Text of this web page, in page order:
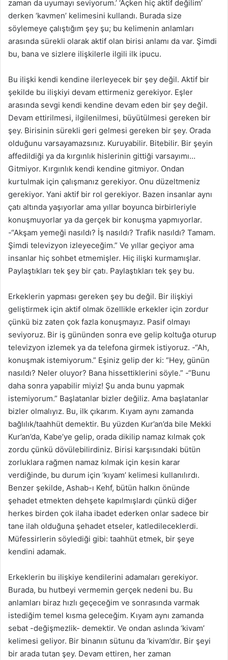
zaman da uyumayı seviyorum.’ ‘Açken hiç aktif değilim’
derken ‘kavmen’ kelimesini kullandı. Burada size
söylemeye çalıştığım şey şu; bu kelimenin anlamları
arasında sürekli olarak aktif olan birisi anlamı da var. Şimdi
bu, bana ve sizlere ilişkilerle ilgili ilk ipucu.
Bu ilişki kendi kendine ilerleyecek bir şey değil. Aktif bir
şekilde bu ilişkiyi devam ettirmeniz gerekiyor. Eşler
arasında sevgi kendi kendine devam eden bir şey değil.
Devam ettirilmesi, ilgilenilmesi, büyütülmesi gereken bir
şey. Birisinin sürekli geri gelmesi gereken bir şey. Orada
olduğunu varsayamazsınız. Kuruyabilir. Bitebilir. Bir şeyin
affedildiği ya da kırgınlık hislerinin gittiği varsayımı…
Gitmiyor. Kırgınlık kendi kendine gitmiyor. Ondan
kurtulmak için çalışmanız gerekiyor. Onu düzeltmeniz
gerekiyor. Yani aktif bir rol gerekiyor. Bazen insanlar aynı
çatı altında yaşıyorlar ama yıllar boyunca birbirleriyle
konuşmuyorlar ya da gerçek bir konuşma yapmıyorlar.
-“Akşam yemeği nasıldı? İş nasıldı? Trafik nasıldı? Tamam.
Şimdi televizyon izleyeceğim.” Ve yıllar geçiyor ama
insanlar hiç sohbet etmemişler. Hiç ilişki kurmamışlar.
Paylaştıkları tek şey bir çatı. Paylaştıkları tek şey bu.
Erkeklerin yapması gereken şey bu değil. Bir ilişkiyi
geliştirmek için aktif olmak özellikle erkekler için zordur
çünkü biz zaten çok fazla konuşmayız. Pasif olmayı
seviyoruz. Bir iş gününden sonra eve gelip koltuğa oturup
televizyon izlemek ya da telefona girmek istiyoruz. -“Ah,
konuşmak istemiyorum.” Eşiniz gelip der ki: “Hey, günün
nasıldı? Neler oluyor? Bana hissettiklerini söyle.” -“Bunu
daha sonra yapabilir miyiz! Şu anda bunu yapmak
istemiyorum.” Başlatanlar bizler değiliz. Ama başlatanlar
bizler olmalıyız. Bu, ilk çıkarım. Kıyam aynı zamanda
bağlılık/taahhüt demektir. Bu yüzden Kur’an’da bile Mekki
Kur’an’da, Kabe’ye gelip, orada dikilip namaz kılmak çok
zordu çünkü dövülebilirdiniz. Birisi karşısındaki bütün
zorluklara rağmen namaz kılmak için kesin karar
verdiğinde, bu durum için ‘kıyam’ kelimesi kullanılırdı.
Benzer şekilde, Ashab-ı Kehf, bütün halkın önünde
şehadet etmekten dehşete kapılmışlardı çünkü diğer
herkes birden çok ilaha ibadet ederken onlar sadece bir
tane ilah olduğuna şehadet etseler, katledileceklerdi.
Müfessirlerin söylediği gibi: taahhüt etmek, bir şeye
kendini adamak.
Erkeklerin bu ilişkiye kendilerini adamaları gerekiyor.
Burada, bu hutbeyi vermemin gerçek nedeni bu. Bu
anlamları biraz hızlı geçeceğim ve sonrasında varmak
istediğim temel kısma geleceğim. Kıyam aynı zamanda
sebat -değişmezlik- demektir. Ve ondan aslında ‘kivam’
kelimesi geliyor. Bir binanın sütunu da ‘kivam’dır. Bir şeyi
bir arada tutan şey. Devam ettiren, her zaman